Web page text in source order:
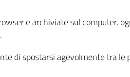
e archiviate sul computer,
di spostarsi agevolmente tra le